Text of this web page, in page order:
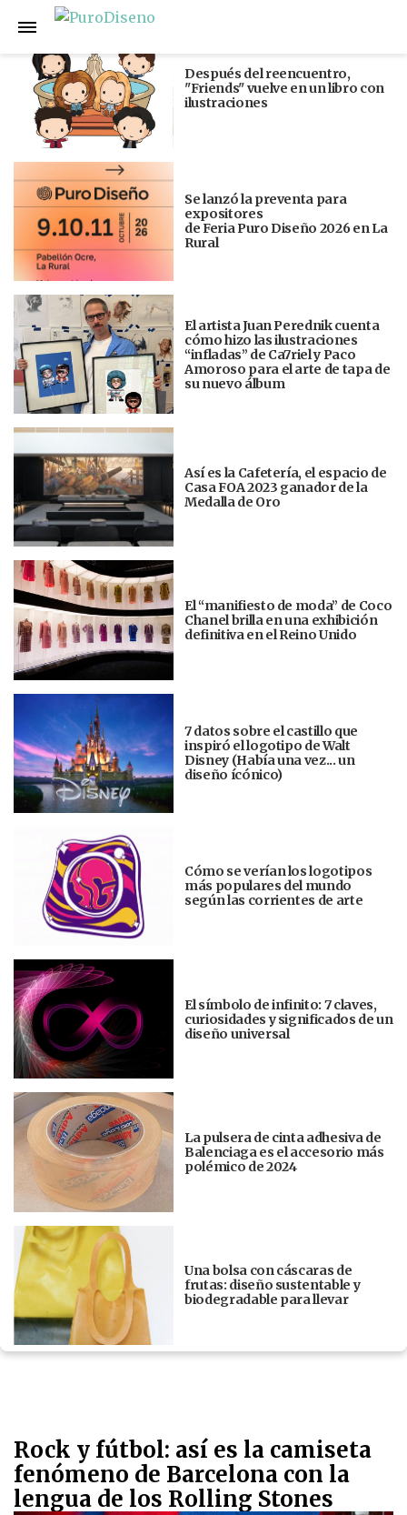
Anterior
Después del reencuentro,
"Friends" vuelve en un libro con
ilustraciones
Se lanzó la preventa para
expositores
de Feria Puro Diseño 2026 en La
Rural
El artista Juan Perednik cuenta
cómo hizo las ilustraciones
“infladas” de Ca7riel y Paco
Amoroso para el arte de tapa de
su nuevo álbum
Así es la Cafetería, el espacio de
Casa FOA 2023 ganador de la
Medalla de Oro
El “manifiesto de moda” de Coco
Chanel brilla en una exhibición
definitiva en el Reino Unido
7 datos sobre el castillo que
inspiró el logotipo de Walt
Disney (Había una vez... un
diseño ícónico)
Cómo se verían los logotipos
más populares del mundo
según las corrientes de arte
El símbolo de infinito: 7 claves,
curiosidades y significados de un
diseño universal
La pulsera de cinta adhesiva de
Balenciaga es el accesorio más
polémico de 2024
Una bolsa con cáscaras de
frutas: diseño sustentable y
biodegradable para llevar
Siguiente
Rock y fútbol: así es la camiseta
fenómeno de Barcelona con la
lengua de los Rolling Stones